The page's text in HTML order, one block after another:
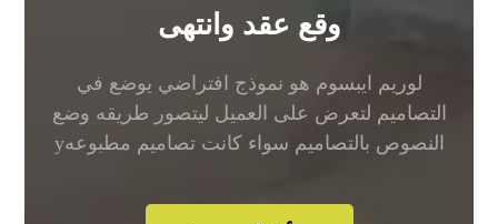
وقع عقد وانتهى
لوريم ايبسوم هو نموذج افتراضي يوضع في
التصاميم لتعرض على العميل ليتصور طريقه وضع
النصوص بالتصاميم سواء كانت تصاميم مطبوعهy